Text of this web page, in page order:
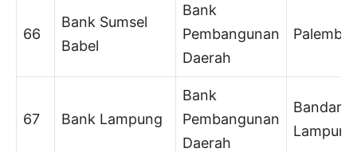
66
Bank Sumsel
Babel
Bank
Pembangunan
Daerah
67 Bank Lampung
Bank
Pembangunan
Daerah
Bandar
Lampung